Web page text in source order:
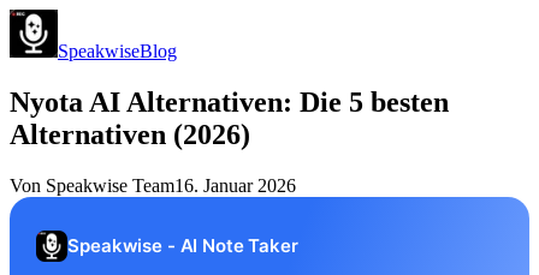
SpeakwiseBlog
Nyota AI Alternativen: Die 5 besten
Alternativen (2026)
Von Speakwise Team16. Januar 2026
Speakwise - AI Note Taker